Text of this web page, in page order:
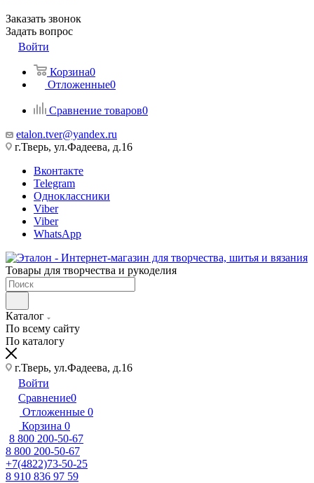
Заказать звонок
Задать вопрос
Войти
Корзина0
Отложенные0
Сравнение товаров0
etalon.tver@yandex.ru
г.Тверь, ул.Фадеева, д.16
Вконтакте
Telegram
Одноклассники
Viber
Viber
WhatsApp
Товары для творчества и рукоделия
Каталог
По всему сайту
По каталогу
г.Тверь, ул.Фадеева, д.16
Войти
Сравнение0
Отложенные 0
Корзина 0
8 800 200-50-67
8 800 200-50-67
+7(4822)73-50-25
8 910 836 97 59